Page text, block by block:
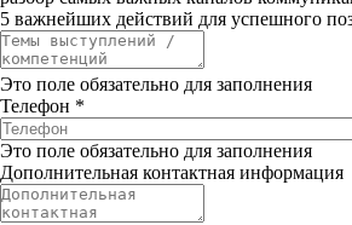
5 важнейших действий для успешного
Это поле обязательно для заполнения
Телефон *
Это поле обязательно для заполнения
Дополнительная контактная информация